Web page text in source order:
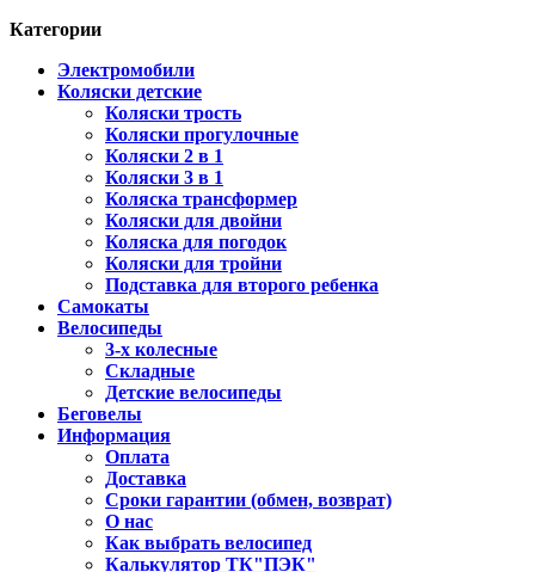
Категории
Электромобили
Коляски детские
Коляски трость
Коляски прогулочные
Коляски 2 в 1
Коляски 3 в 1
Коляска трансформер
Коляски для двойни
Коляска для погодок
Коляски для тройни
Подставка для второго ребенка
Самокаты
Велосипеды
3-х колесные
Складные
Детские велосипеды
Беговелы
Информация
Оплата
Доставка
Сроки гарантии (обмен, возврат)
О нас
Как выбрать велосипед
Калькулятор ТК"ПЭК"